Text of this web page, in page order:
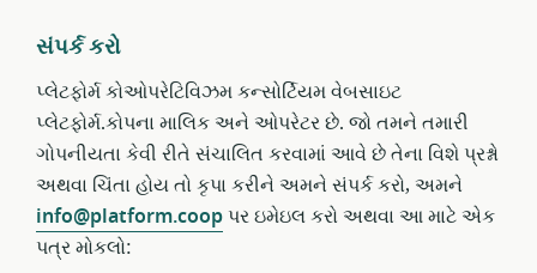
સંપર્ક કરો
પ્લેટફોર્મ કોઓપરેટિવિઝમ કન્સોર્ટિયમ વેબસાઇટ
પ્લેટફોર્મ.કોપના માલિક અને ઓપરેટર છે. જો તમને તમારી
ગોપનીયતા કેવી રીતે સંચાલિત કરવામાં આવે છે તેના વિશે પ્રશ્નો
અથવા ચિંતા હોય તો કૃપા કરીને અમને સંપર્ક કરો, અમને
info@platform.coopપર ઇમેઇલ કરો અથવા આ માટે એક
પત્ર મોકલો: